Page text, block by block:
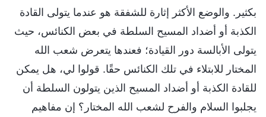
بكثير. والوضع الأكثر إثارة للشفقة هو عندما يتولى القادة
الكذبة أو أضداد المسيح السلطة في بعض الكنائس، حيث
يتولى الأبالسة دور القيادة؛ فعندها يتعرض شعب الله
المختار للابتلاء في تلك الكنائس حقًا. قولوا لي، هل يمكن
للقادة الكذبة أو أضداد المسيح الذين يتولون السلطة أن
يجلبوا السلام والفرح لشعب الله المختار؟ إن مفاهيم